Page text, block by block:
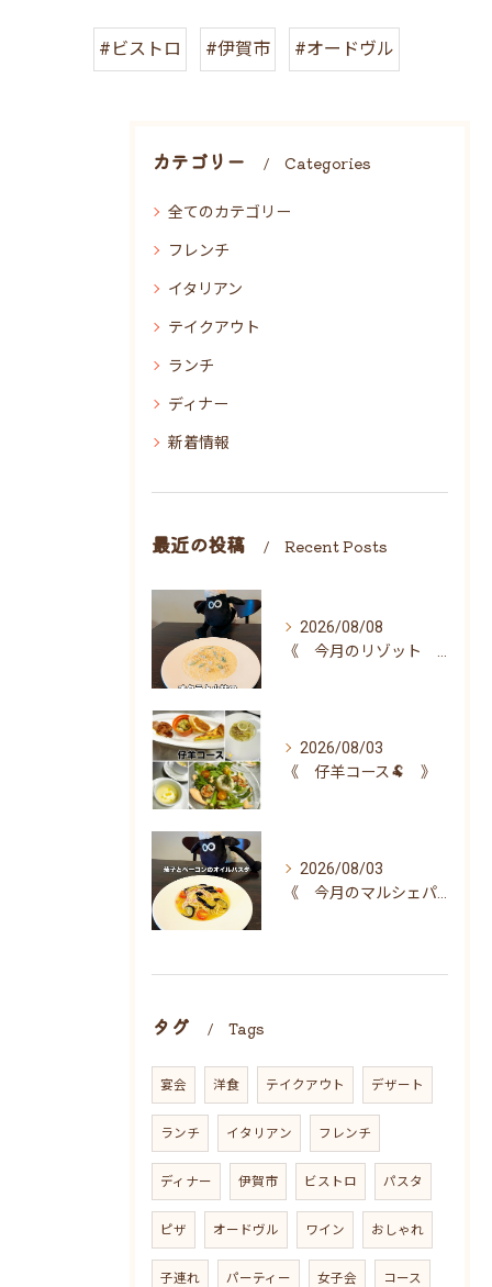
#ビストロ #伊賀市 #オードヴル
カテゴリー Categories
全てのカテゴリー
フレンチ
イタリアン
テイクアウト
ランチ
ディナー
新着情報
最近の投稿 Recent Posts
2026/08/08
2026/08/03
《 仔羊コース🐏 》
2026/08/03
タグ Tags
宴会 洋食 テイクアウト デザート
ランチ イタリアン フレンチ
ディナー 伊賀市 ビストロ パスタ
ピザ オードヴル ワイン おしゃれ
子連れ パーティー 女子会 コース